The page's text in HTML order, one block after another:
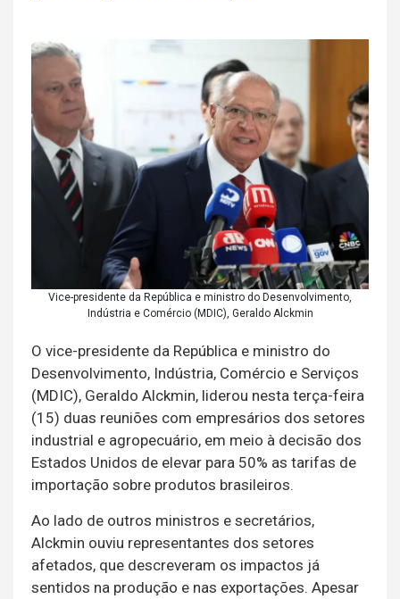
Vice-presidente da República e ministro do Desenvolvimento,
Indústria e Comércio (MDIC), Geraldo Alckmin
O vice-presidente da República e ministro do
Desenvolvimento, Indústria, Comércio e Serviços
(MDIC), Geraldo Alckmin, liderou nesta terça-feira
(15) duas reuniões com empresários dos setores
industrial e agropecuário, em meio à decisão dos
Estados Unidos de elevar para 50% as tarifas de
importação sobre produtos brasileiros.
Ao lado de outros ministros e secretários,
Alckmin ouviu representantes dos setores
afetados, que descreveram os impactos já
sentidos na produção e nas exportações. Apesar